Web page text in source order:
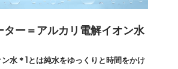
ター＝アルカリ電解イオン水
水＊1とは純水をゆっくりと時間をかけ